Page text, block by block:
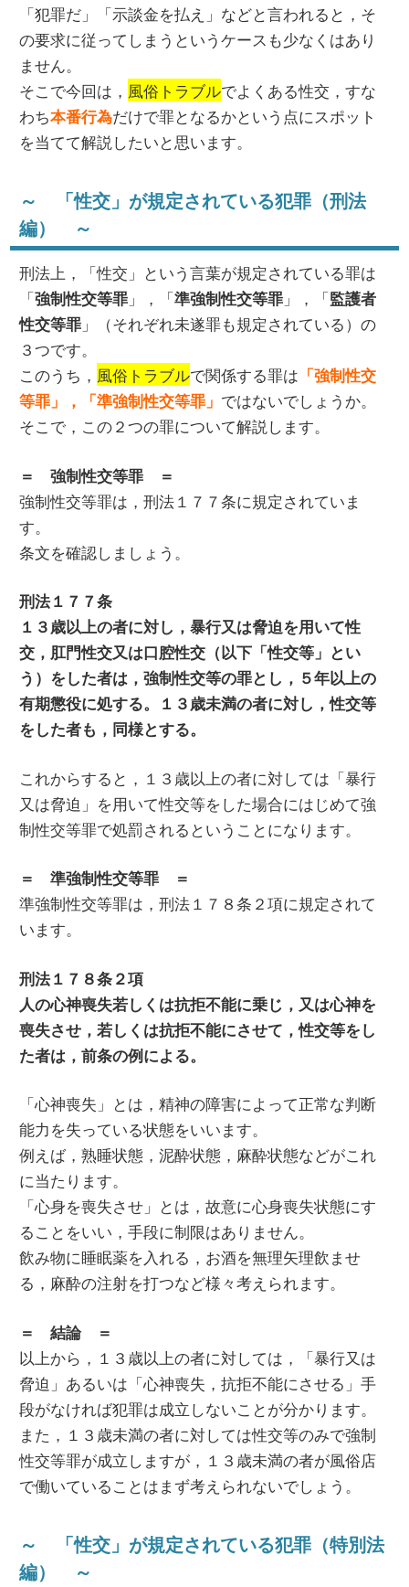
「犯罪だ」「示談金を払え」などと言われると，そ
の要求に従ってしまうというケースも少なくはあり
ません。
そこで今回は， 風俗トラブルでよくある性交，すな
わち本番行為だけで罪となるかという点にスポット
を当てて解説したいと思います。
～ 「性交」が規定されている犯罪（刑法
編） ～
刑法上，「性交」という言葉が規定されている罪は
「強制性交等罪 」，「準強制性交等罪 」，「監護者
性交等罪 」（それぞれ未遂罪も規定されている）の
３つです。
このうち， 風俗トラブルで関係する罪は 「強制性交
等罪」，「準強制性交等罪」 ではないでしょうか。
そこで，この２つの罪について解説します。
＝ 強制性交等罪 ＝
強制性交等罪は，刑法１７７条に規定されていま
す。
条文を確認しましょう。
刑法１７７条
１３歳以上の者に対し，暴行又は脅迫を用いて性
交，肛門性交又は口腔性交（以下「性交等」とい
う）をした者は，強制性交等の罪とし，５年以上の
有期懲役に処する。１３歳未満の者に対し，性交等
をした者も，同様とする。
これからすると，１３歳以上の者に対しては「暴行
又は脅迫」を用いて性交等をした場合にはじめて強
制性交等罪で処罰されるということになります。
＝ 準強制性交等罪 ＝
準強制性交等罪は，刑法１７８条２項に規定されて
います。
刑法１７８条２項
人の心神喪失若しくは抗拒不能に乗じ，又は心神を
喪失させ，若しくは抗拒不能にさせて，性交等をし
た者は，前条の例による。
「心神喪失」とは，精神の障害によって正常な判断
能力を失っている状態をいいます。
例えば，熟睡状態，泥酔状態，麻酔状態などがこれ
に当たります。
「心身を喪失させ」とは，故意に心身喪失状態にす
ることをいい，手段に制限はありません。
飲み物に睡眠薬を入れる，お酒を無理矢理飲ませ
る，麻酔の注射を打つなど様々考えられます。
＝ 結論 ＝
以上から，１３歳以上の者に対しては，「暴行又は
脅迫」あるいは「心神喪失，抗拒不能にさせる」手
段がなければ犯罪は成立しないことが分かります。
また，１３歳未満の者に対しては性交等のみで強制
性交等罪が成立しますが，１３歳未満の者が風俗店
で働いていることはまず考えられないでしょう。
～ 「性交」が規定されている犯罪（特別法
編） ～